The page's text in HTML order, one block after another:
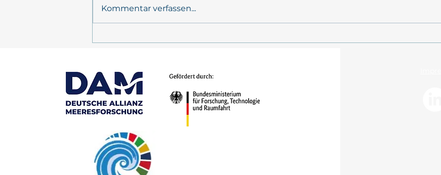
Kommentar verfassen...